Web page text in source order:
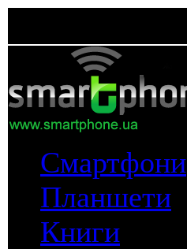
Смартфони
Планшети
Книги